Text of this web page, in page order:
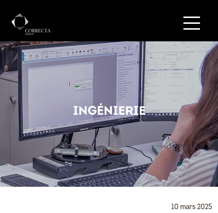
INGÉNIERIE
10 mars 2025